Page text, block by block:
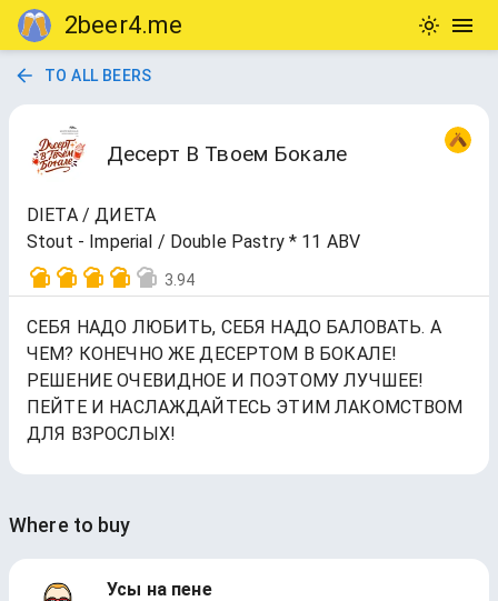
2beer4.me
TO ALL BEERS
Десерт В Твоем Бокале
DIETA / ДИЕТА
Stout - Imperial / Double Pastry * 11 ABV
3.94
СЕБЯ НАДО ЛЮБИТЬ, СЕБЯ НАДО БАЛОВАТЬ. А
ЧЕМ? КОНЕЧНО ЖЕ ДЕСЕРТОМ В БОКАЛЕ!
РЕШЕНИЕ ОЧЕВИДНОЕ И ПОЭТОМУ ЛУЧШЕЕ!
ПЕЙТЕ И НАСЛАЖДАЙТЕСЬ ЭТИМ ЛАКОМСТВОМ
ДЛЯ ВЗРОСЛЫХ!
Where to buy
Усы на пене